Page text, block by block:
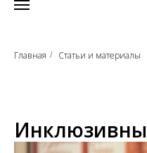
Главная / Статьи и материалы